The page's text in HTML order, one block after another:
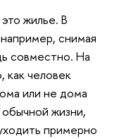
жилье. В
снимая
совместно. На
как человек
или не дома
жизни,
примерно